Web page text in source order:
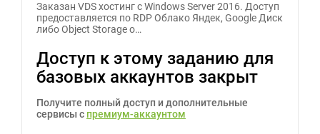
Заказан VDS хостинг с Windows Server 2016. Доступ
предоставляется по RDP Облако Яндек, Google Диск
либо Object Storage о…
Доступ к этому заданию для
базовых аккаунтов закрыт
Получите полный доступ и дополнительные
сервисы с премиум-аккаунтом